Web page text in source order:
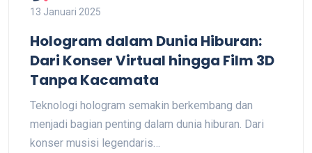
13 Januari 2025
Hologram dalam Dunia Hiburan:
Dari Konser Virtual hingga Film 3D
Tanpa Kacamata
Teknologi hologram semakin berkembang dan
menjadi bagian penting dalam dunia hiburan. Dari
konser musisi legendaris…